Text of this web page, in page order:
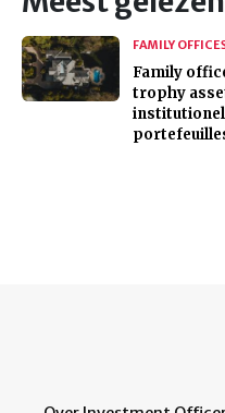
FAMILY
Family
trophy